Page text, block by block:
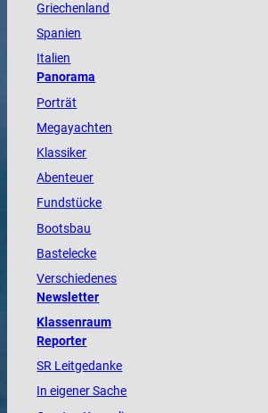
Griechenland
Spanien
Italien
Panorama
Porträt
Megayachten
Klassiker
Abenteuer
Fundstücke
Bootsbau
Bastelecke
Verschiedenes
Newsletter
Klassenraum
Reporter
SR Leitgedanke
In eigener Sache